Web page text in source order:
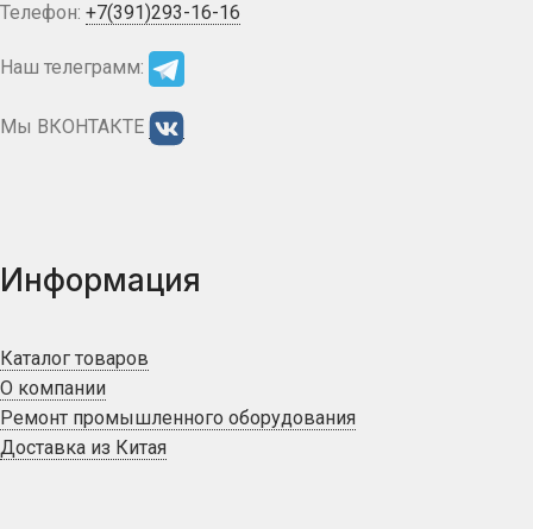
Телефон: +7(391)293-16-16
Наш телеграмм:
Мы ВКОНТАКТЕ
Информация
Каталог товаров
О компании
Ремонт промышленного оборудования
Доставка из Китая